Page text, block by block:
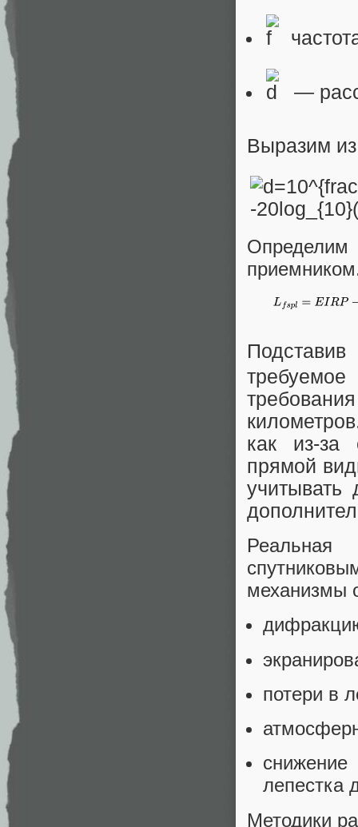
—
Выразим
Определим
как из-за
прямой
учитывать
механизмы
потери в
лепестка
Методики